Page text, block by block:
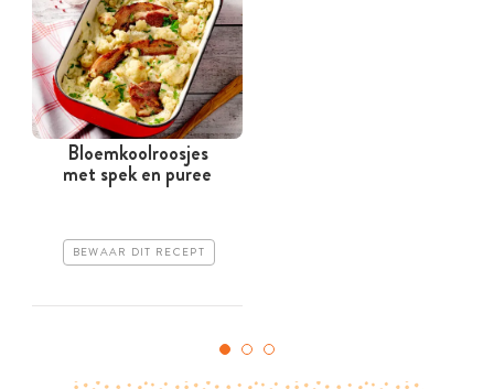
Bloemkoolroosjes
met spek en puree
BEWAAR DIT RECEPT